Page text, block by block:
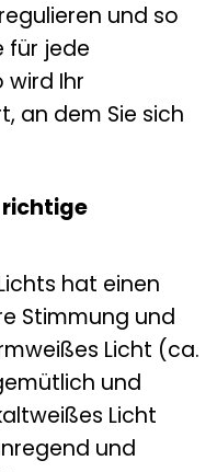
und so
für jede
wird Ihr
an dem Sie sich
hat einen
Stimmung und
Licht (ca.
und
Licht
und